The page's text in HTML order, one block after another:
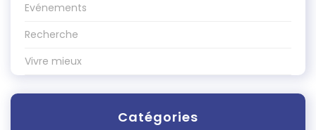
Evénements
Recherche
Vivre mieux
Catégories